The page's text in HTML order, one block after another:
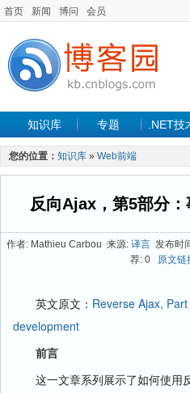
首页 新闻 博问 会员
知识库 专题 .NET技
手机开发 软件工程
最新文章
您的位置： 知识库 » Web前端
反向Ajax，第5部分
作者: Mathieu Carbou 来源: 译言发布时
荐: 0
原文链
英文原文： Reverse Ajax,
development
前言
这一文章系列展示了如何使用